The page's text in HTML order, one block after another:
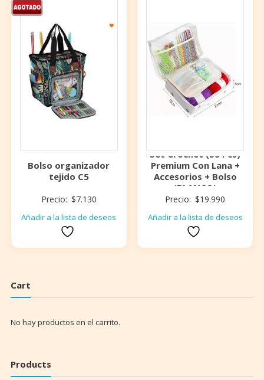
Bolso organizador
tejido C5
Precio: $7.130
Añadir a la lista de deseos
Set Crochet (58 Pcs)
Premium Con Lana +
Accesorios + Bolso
(BLANCO)
Precio: $19.990
Añadir a la lista de deseos
Cart
No hay productos en el carrito.
Products